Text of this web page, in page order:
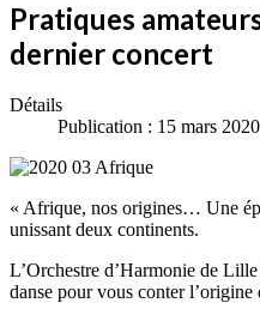
Pratiques
dernier concert
Détails
Publication : 15 mars 2020
« Afrique, nos origines… Une
unissant deux continents.
L’Orchestre d’Harmonie de
danse pour vous conter l’origine